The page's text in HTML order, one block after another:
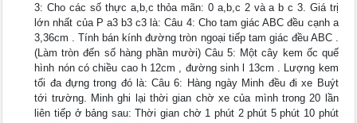
3: Cho các số thực a,b,c thỏa mãn: 0 a,b,c 2 và a b c 3. Giá trị
lớn nhất của P a3 b3 c3 là: Câu 4: Cho tam giác ABC đều cạnh a
3,36cm . Tính bán kính đường tròn ngoại tiếp tam giác đều ABC .
(Làm tròn đến số hàng phần mười) Câu 5: Một cây kem ốc quế
hình nón có chiều cao h 12cm , đường sinh l 13cm . Lượng kem
tối đa đựng trong đó là: Câu 6: Hàng ngày Minh đều đi xe Buýt
tới trường. Minh ghi lại thời gian chờ xe của mình trong 20 lần
liên tiếp ở bảng sau: Thời gian chờ 1 phút 2 phút 5 phút 10 phút